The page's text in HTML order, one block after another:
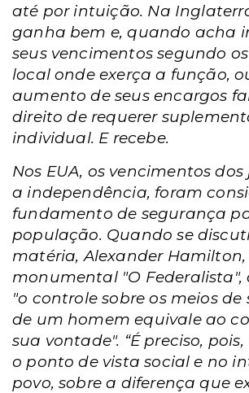
até por intuição. Na
ganha bem e, quando acha
seus vencimentos segundo
local onde exerça a função,
aumento de seus encargos
direito de requerer
individual. E recebe.
Nos EUA, os vencimentos dos
a independência, foram
fundamento de segurança
população. Quando se
matéria, Alexander
monumental "O Federalista",
"o controle sobre os meios
de um homem equivale ao
sua vontade". “É preciso,
o ponto de vista social e no
povo, sobre a diferença que